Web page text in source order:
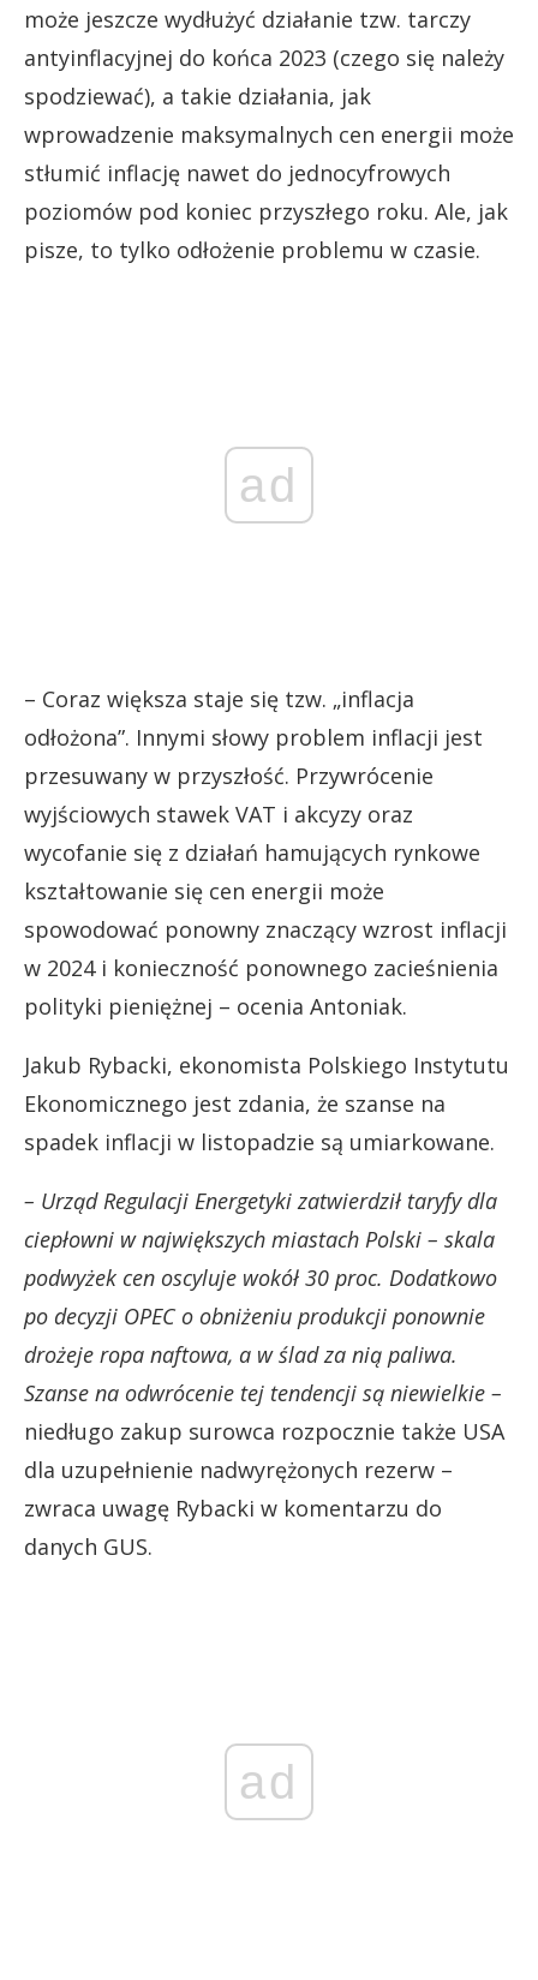
może jeszcze wydłużyć działanie tzw. tarczy
antyinflacyjnej do końca 2023 (czego się należy
spodziewać), a takie działania, jak
wprowadzenie maksymalnych cen energii może
stłumić inflację nawet do jednocyfrowych
poziomów pod koniec przyszłego roku. Ale, jak
pisze, to tylko odłożenie problemu w czasie.
ad
– Coraz większa staje się tzw. „inflacja
odłożona”. Innymi słowy problem inflacji jest
przesuwany w przyszłość. Przywrócenie
wyjściowych stawek VAT i akcyzy oraz
wycofanie się z działań hamujących rynkowe
kształtowanie się cen energii może
spowodować ponowny znaczący wzrost inflacji
w 2024 i konieczność ponownego zacieśnienia
polityki pieniężnej – ocenia Antoniak.
Jakub Rybacki, ekonomista Polskiego Instytutu
Ekonomicznego jest zdania, że szanse na
spadek inflacji w listopadzie są umiarkowane.
– Urząd Regulacji Energetyki zatwierdził taryfy dla
ciepłowni w największych miastach Polski – skala
podwyżek cen oscyluje wokół 30 proc. Dodatkowo
po decyzji OPEC o obniżeniu produkcji ponownie
drożeje ropa naftowa, a w ślad za nią paliwa.
Szanse na odwrócenie tej tendencji są niewielkie –
niedługo zakup surowca rozpocznie także USA
dla uzupełnienie nadwyrężonych rezerw –
zwraca uwagę Rybacki w komentarzu do
danych GUS.
ad